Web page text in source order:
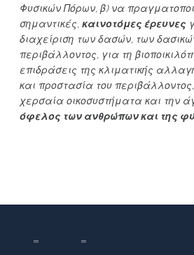
Φυσικών Πόρων, β) να
σημαντικές, καινοτόμες έρευνες
διαχείριση των δασών, των
περιβάλλοντος, για τη
επιδράσεις της κλιματικής
και προστασία του
χερσαία οικοσυστήματα και την
όφελος των ανθρώπων και της